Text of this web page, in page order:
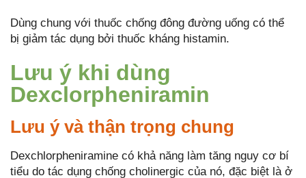
Dùng chung với thuốc chống đông đường uống có thể
bị giảm tác dụng bởi thuốc kháng histamin.
Lưu ý khi dùng
Dexclorpheniramin
Lưu ý và thận trọng chung
Dexchlorpheniramine có khả năng làm tăng nguy cơ bí
tiểu do tác dụng chống cholinergic của nó, đặc biệt là ở